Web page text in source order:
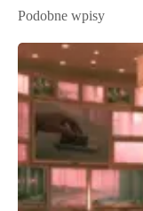
Podobne wpisy